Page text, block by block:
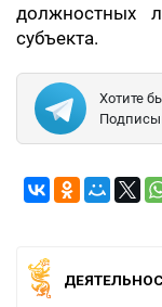
должностных
субъекта.
Хотите